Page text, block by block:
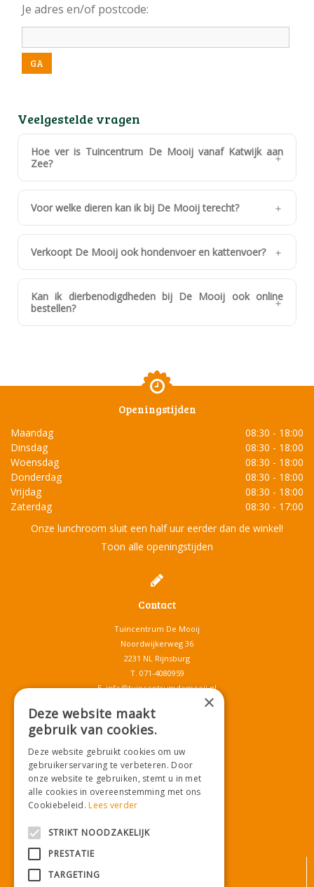
Je adres en/of postcode:
Veelgestelde vragen
Hoe ver is Tuincentrum De Mooij vanaf Katwijk aan
Zee?
Voor welke dieren kan ik bij De Mooij terecht?
Verkoopt De Mooij ook hondenvoer en kattenvoer?
Kan ik dierbenodigdheden bij De Mooij ook online
bestellen?
Openingstijden
Maandag
08:30 - 18:00
Dinsdag
08:30 - 18:00
Woensdag
08:30 - 18:00
Donderdag
08:30 - 18:00
Vrijdag
08:30 - 18:00
Zaterdag
08:30 - 17:00
Onze lunchroom sluit een half uur eerder dan de winkel!
Toon alle openingstijden
Contact
Tuincentrum De Mooij
Noordwijkerweg 36
2231 NL Rijnsburg
T. 071-4080959
E.info@tuincentrumdemooij.nl
Download onze App!
×
Deze website maakt
gebruik van cookies.
Deze website gebruikt cookies om uw
gebruikerservaring te verbeteren. Door
onze website te gebruiken, stemt u in met
alle cookies in overeenstemming met ons
Cookiebeleid.Lees verder
STRIKT NOODZAKELIJK
PRESTATIE
TARGETING